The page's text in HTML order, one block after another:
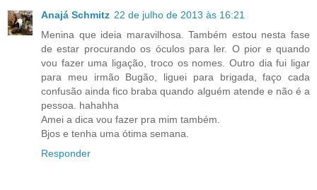
Anajá Schmitz 22 de julho de 2013 às 16:21
Menina que ideia maravilhosa. Também estou nesta fase
de estar procurando os óculos para ler. O pior e quando
vou fazer uma ligação, troco os nomes. Outro dia fui ligar
para meu irmão Bugão, liguei para brigada, faço cada
confusão ainda fico braba quando alguém atende e não é a
pessoa. hahahha
Amei a dica vou fazer pra mim também.
Bjos e tenha uma ótima semana.
Responder